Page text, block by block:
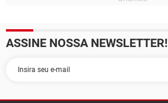
ASSINE NOSSA NEWSLETTER!